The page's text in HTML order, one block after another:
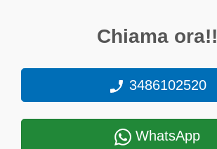
Chiama ora!!
3486102520
WhatsApp